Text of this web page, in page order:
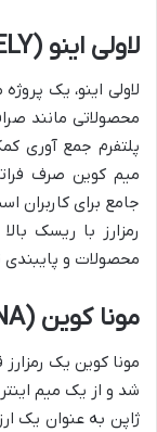
لاولی اینو (Lovely Inu – LOVELY)
میم کوین صرف
رمزارز با ریسک
محصولات و
مونا کوین (MonaCoin – MONA)
شد و از یک میم
ژاپن به عنوان یک